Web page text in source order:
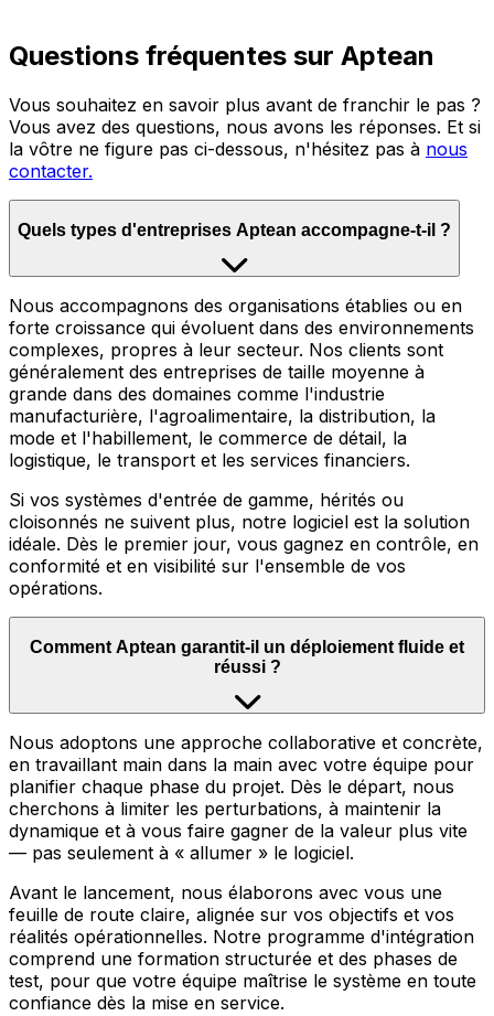
Questions fréquentes sur Aptean
Vous souhaitez en savoir plus avant de franchir le pas ?
Vous avez des questions, nous avons les réponses. Et si
la vôtre ne figure pas ci-dessous, n'hésitez pas à nous
contacter.
Quels types d'entreprises Aptean accompagne-t-il ?
Nous accompagnons des organisations établies ou en
forte croissance qui évoluent dans des environnements
complexes, propres à leur secteur. Nos clients sont
généralement des entreprises de taille moyenne à
grande dans des domaines comme l'industrie
manufacturière, l'agroalimentaire, la distribution, la
mode et l'habillement, le commerce de détail, la
logistique, le transport et les services financiers.
Si vos systèmes d'entrée de gamme, hérités ou
cloisonnés ne suivent plus, notre logiciel est la solution
idéale. Dès le premier jour, vous gagnez en contrôle, en
conformité et en visibilité sur l'ensemble de vos
opérations.
Comment Aptean garantit-il un déploiement fluide et
réussi ?
Nous adoptons une approche collaborative et concrète,
en travaillant main dans la main avec votre équipe pour
planifier chaque phase du projet. Dès le départ, nous
cherchons à limiter les perturbations, à maintenir la
dynamique et à vous faire gagner de la valeur plus vite
— pas seulement à « allumer » le logiciel.
Avant le lancement, nous élaborons avec vous une
feuille de route claire, alignée sur vos objectifs et vos
réalités opérationnelles. Notre programme d'intégration
comprend une formation structurée et des phases de
test, pour que votre équipe maîtrise le système en toute
confiance dès la mise en service.